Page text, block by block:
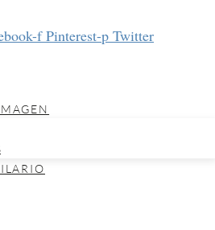
f Pinterest-p Twitter